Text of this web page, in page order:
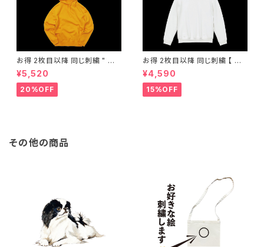
お得 2枚目以降 同じ刺繍 " オ
ーダー刺繍 パーカー "
¥5,520
20%OFF
お得 2枚目以降 同じ刺繍 【 オ
ーダー刺繍 クルーネックスウェ
ット 】
¥4,590
15%OFF
その他の商品